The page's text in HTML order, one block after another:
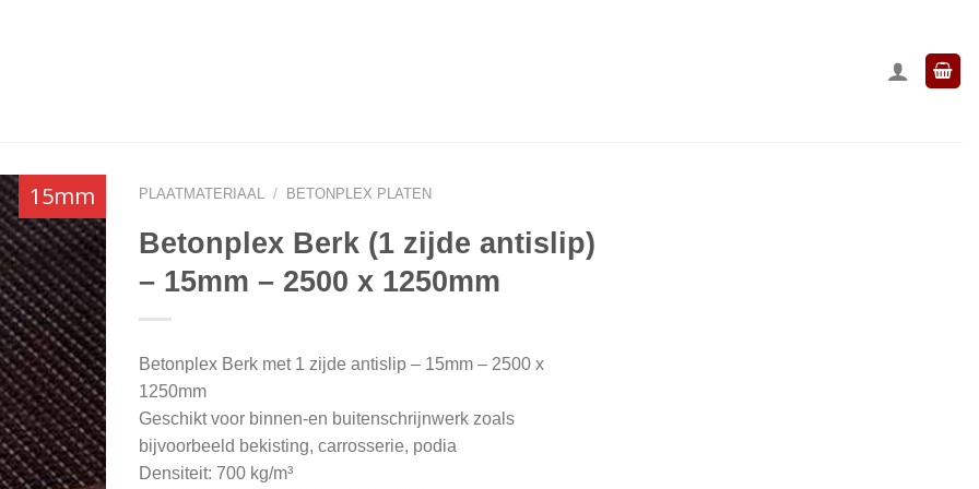
15mm PLAATMATERIAAL / BETONPLEX PLATEN
Betonplex Berk (1 zijde antislip)
– 15mm – 2500 x 1250mm
Betonplex Berk met 1 zijde antislip – 15mm – 2500 x
1250mm
Geschikt voor binnen-en buitenschrijnwerk zoals
bijvoorbeeld bekisting, carrosserie, podia
Densiteit: 700 kg/m³